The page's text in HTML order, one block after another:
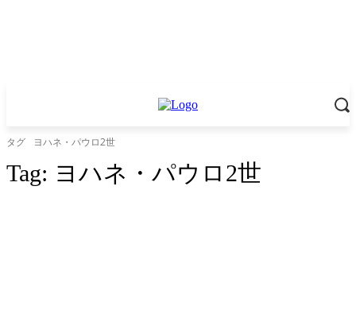
タグ ヨハネ・パウロ2世
Tag: ヨハネ・パウロ2世